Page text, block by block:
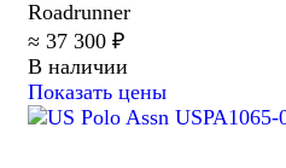
Roadrunner
≈ 37 300 ₽
В наличии
Показать цены